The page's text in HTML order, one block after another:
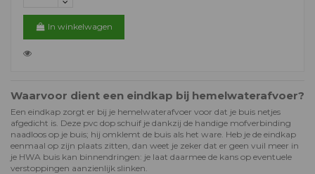
In winkelwagen
Waarvoor dient een eindkap bij hemelwaterafvoer?
Een eindkap zorgt er bij je hemelwaterafvoer voor dat je buis netjes
afgedicht is. Deze pvc dop schuif je dankzij de handige mofverbinding
naadloos op je buis; hij omklemt de buis als het ware. Heb je de eindkap
eenmaal op zijn plaats zitten, dan weet je zeker dat er geen vuil meer in
je HWA buis kan binnendringen: je laat daarmee de kans op eventuele
verstoppingen aanzienlijk slinken.